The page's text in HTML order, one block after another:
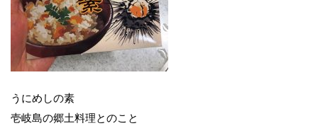
うにめしの素
壱岐島の郷土料理とのこと